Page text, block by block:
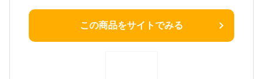
この商品をサイトでみる